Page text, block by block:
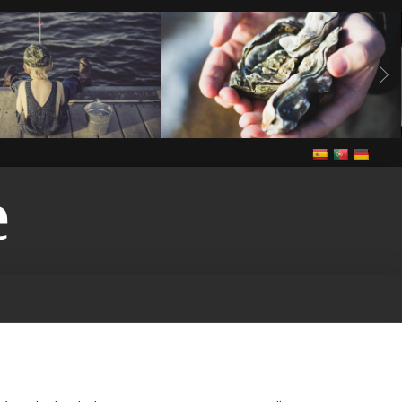
Vivre anguilles
grande congère
grande congère-
vendee bass
brème brème-
brochet-vendee
vendee
écrevisses
gardon
marais marais-
france
la vendee
dans les rivières-
on pêcher dans le
Notre cuisine Vivre
In The Vendee